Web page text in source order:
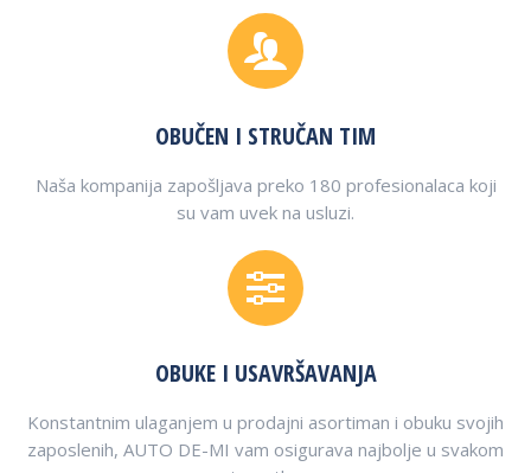
OBUČEN I STRUČAN TIM
Naša kompanija zapošljava preko 180 profesionalaca koji
su vam uvek na usluzi.
OBUKE I USAVRŠAVANJA
Konstantnim ulaganjem u prodajni asortiman i obuku svojih
zaposlenih, AUTO DE-MI vam osigurava najbolje u svakom